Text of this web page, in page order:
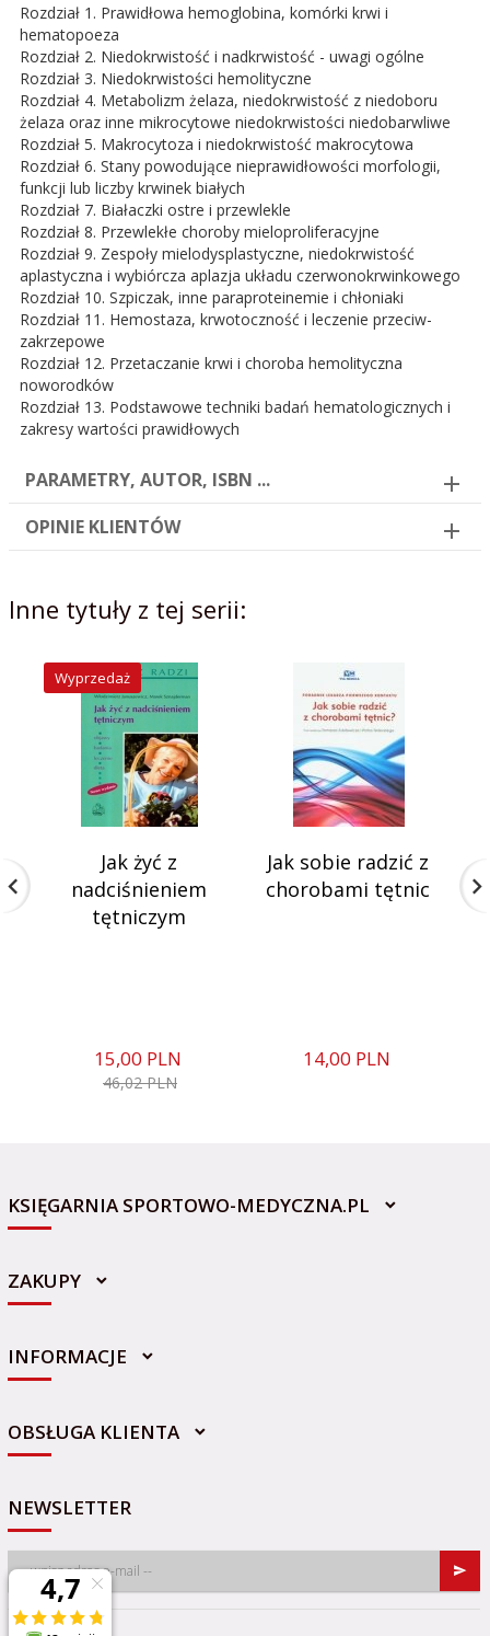
Rozdział 1. Prawidłowa hemoglobina, komórki krwi i
hematopoeza
Rozdział 2. Niedokrwistość i nadkrwistość - uwagi ogólne
Rozdział 3. Niedokrwistości hemolityczne
Rozdział 4. Metabolizm żelaza, niedokrwistość z niedoboru
żelaza oraz inne mikrocytowe niedokrwistości niedobarwliwe
Rozdział 5. Makrocytoza i niedokrwistość makrocytowa
Rozdział 6. Stany powodujące nieprawidłowości morfologii,
funkcji lub liczby krwinek białych
Rozdział 7. Białaczki ostre i przewlekle
Rozdział 8. Przewlekłe choroby mieloproliferacyjne
Rozdział 9. Zespoły mielodysplastyczne, niedokrwistość
aplastyczna i wybiórcza aplazja układu czerwonokrwinkowego
Rozdział 10. Szpiczak, inne paraproteinemie i chłoniaki
Rozdział 11. Hemostaza, krwotoczność i leczenie przeciw-
zakrzepowe
Rozdział 12. Przetaczanie krwi i choroba hemolityczna
noworodków
Rozdział 13. Podstawowe techniki badań hematologicznych i
zakresy wartości prawidłowych
PARAMETRY, AUTOR, ISBN ...
OPINIE KLIENTÓW
Inne tytuły z tej serii:
Wyprzedaż
Jak żyć z
nadciśnieniem
tętniczym
15,00 PLN
46,02 PLN
Jak sobie radzić z
chorobami tętnic
14,00 PLN
KSIĘGARNIA SPORTOWO-MEDYCZNA.PL
sklep@sportowo-medyczna.pl
ZAKUPY
INFORMACJE
OBSŁUGA KLIENTA
NEWSLETTER